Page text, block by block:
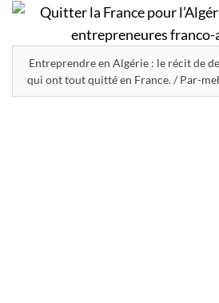
Entreprendre en Algérie : le récit de
qui ont tout quitté en France. / Par-